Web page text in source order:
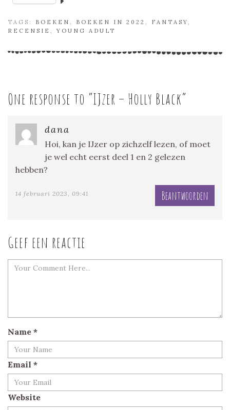
TAGS: BOEKEN , BOEKEN IN 2022 , FANTASY,
RECENSIE ,YOUNG ADULT
One response to “IJzer – Holly Black”
dana
Hoi, kan je IJzer op zichzelf lezen, of moet
je wel echt eerst deel 1 en 2 gelezen
hebben?
14 februari 2023, 09:41 Beantwoorden
Geef een reactie
Name *
Email *
Website